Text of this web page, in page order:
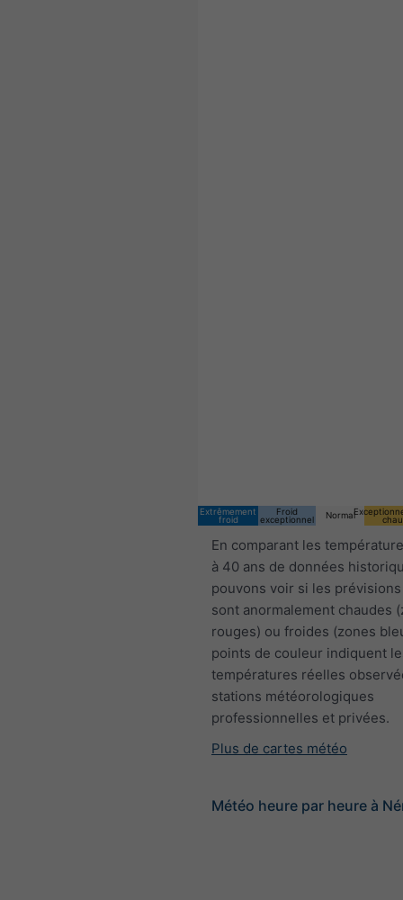
Extrêmement
froid
Froid
exceptionnel
Normal
En comparant les
à 40 ans de données
pouvons voir si les
sont anormalement chaudes
rouges) ou froides (zones
points de couleur indiquent
températures réelles
stations météorologiques
professionnelles et privées.
Plus de cartes météo
Météo heure par heure à